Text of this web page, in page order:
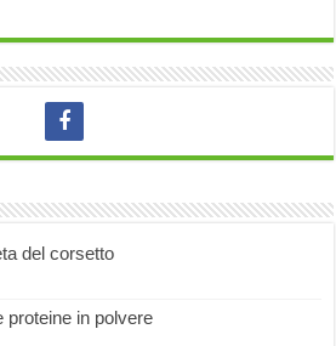
del corsetto
proteine in polvere